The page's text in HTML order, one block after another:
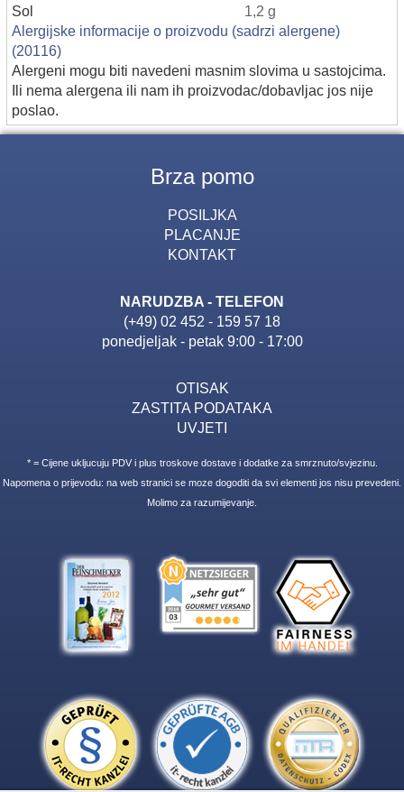
Sol
1,2 g
Alergijske informacije o proizvodu (sadrzi alergene)
(20116)
Alergeni mogu biti navedeni masnim slovima u sastojcima.
Ili nema alergena ili nam ih proizvodac/dobavljac jos nije
poslao.
Brza pomo
POSILJKA
PLACANJE
KONTAKT
NARUDZBA - TELEFON
(+49) 02 452 - 159 57 18
ponedjeljak - petak 9:00 - 17:00
OTISAK
ZASTITA PODATAKA
UVJETI
* = Cijene ukljucuju PDV i plus troskove dostave i dodatke za smrznuto/svjezinu.
Napomena o prijevodu: na web stranici se moze dogoditi da svi elementi jos nisu prevedeni.
Molimo za razumijevanje.